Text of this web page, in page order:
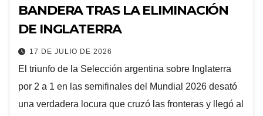
BANDERA TRAS LA ELIMINACIÓN
DE INGLATERRA
17 DE JULIO DE 2026
El triunfo de la Selección argentina sobre Inglaterra
por 2 a 1 en las semifinales del Mundial 2026 desató
una verdadera locura que cruzó las fronteras y llegó al